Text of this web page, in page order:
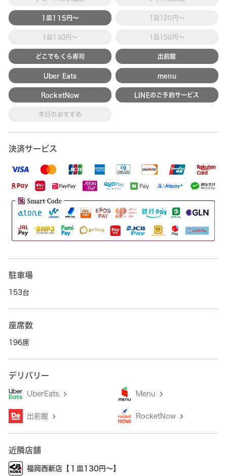
1皿115円～ 1皿120円～
1皿130円～ 1皿150円～
どこでもくら寿司 出前館
Uber Eats menu
RocketNow LINEのご予約サービス
本日のおすすめ
決済サービス
駐車場
153台
座席数
196席
デリバリー
UberEats Menu
出前館 RocketNow
近隣店舗
福岡西新店【１皿130円～】